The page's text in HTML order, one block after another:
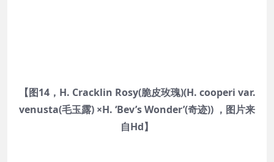
【图14，H. Cracklin Rosy(脆皮玫瑰)(H. cooperi var.
venusta(毛玉露) ×H. ‘Bev’s Wonder’(奇迹)) ，图片来
自Hd】